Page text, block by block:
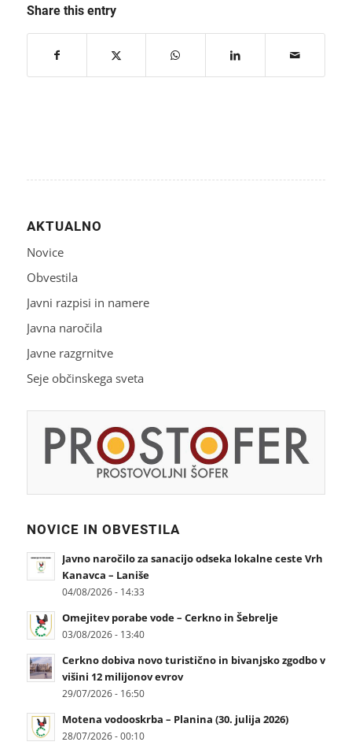
Share this entry
AKTUALNO
Novice
Obvestila
Javni razpisi in namere
Javna naročila
Javne razgrnitve
Seje občinskega sveta
NOVICE IN OBVESTILA
Javno naročilo za sanacijo odseka lokalne ceste Vrh
Kanavca – Laniše
04/08/2026 - 14:33
Omejitev porabe vode – Cerkno in Šebrelje
03/08/2026 - 13:40
Cerkno dobiva novo turistično in bivanjsko zgodbo v
višini 12 milijonov evrov
29/07/2026 - 16:50
Motena vodooskrba – Planina (30. julija 2026)
28/07/2026 - 00:10